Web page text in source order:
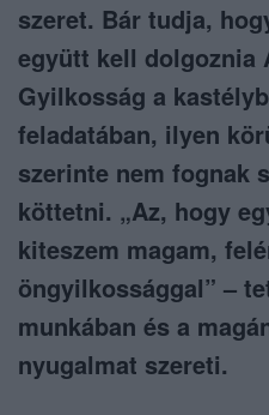
szeret. Bár tudja,
együtt kell dolgoznia
Gyilkosság a
feladatában, ilyen
szerinte nem fognak
köttetni. „Az, hogy
kiteszem magam,
öngyilkossággal” –
munkában és a
nyugalmat szereti.